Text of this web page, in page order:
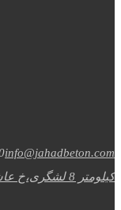
info@jahadbeton.com
کیلومتر 8 لشگری،خ عاشری، تقاطع جلال